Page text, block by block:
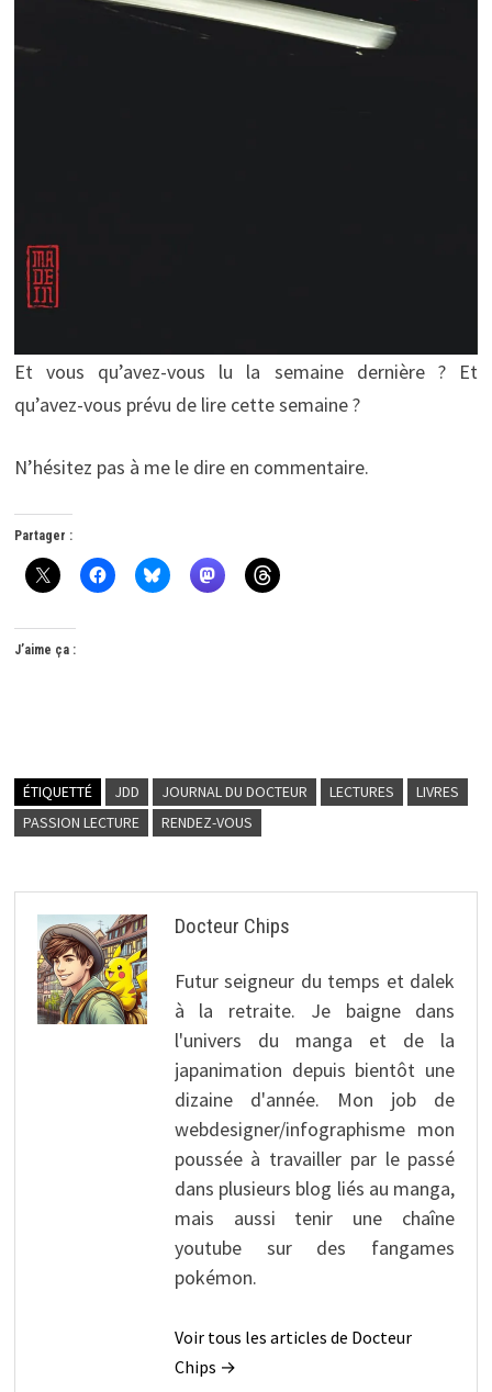
Et vous qu’avez-vous lu la semaine dernière ? Et
qu’avez-vous prévu de lire cette semaine ?
N’hésitez pas à me le dire en commentaire.
Partager :
J’aime ça :
ÉTIQUETTÉ JDD JOURNAL DU DOCTEUR LECTURES
LIVRES
PASSION LECTURE
RENDEZ-VOUS
Docteur Chips
Futur seigneur du temps et dalek
à la retraite. Je baigne dans
l'univers du manga et de la
japanimation depuis bientôt une
dizaine d'année. Mon job de
webdesigner/infographisme mon
poussée à travailler par le passé
dans plusieurs blog liés au manga,
mais aussi tenir une chaîne
youtube sur des fangames
pokémon.
Voir tous les articles de Docteur
Chips →